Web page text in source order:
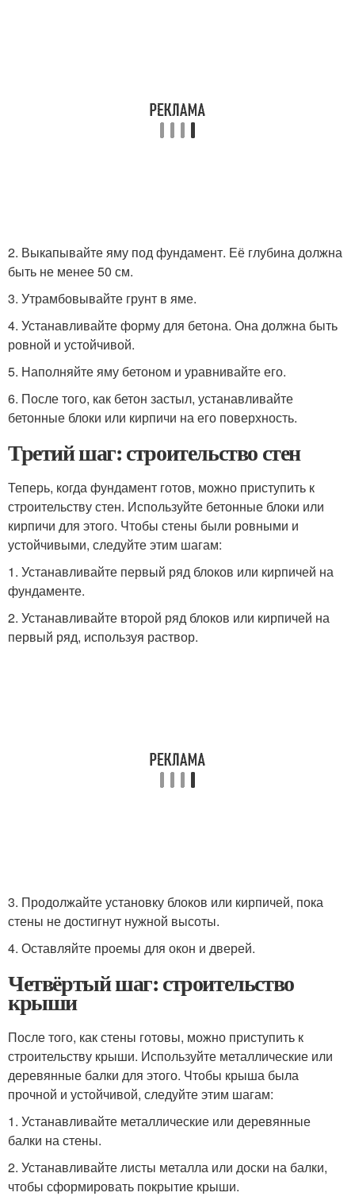
2. Выкапывайте яму под фундамент. Её глубина должна
быть не менее 50 см.
3. Утрамбовывайте грунт в яме.
4. Устанавливайте форму для бетона. Она должна быть
ровной и устойчивой.
5. Наполняйте яму бетоном и уравнивайте его.
6. После того, как бетон застыл, устанавливайте
бетонные блоки или кирпичи на его поверхность.
Третий шаг: строительство стен
Теперь, когда фундамент готов, можно приступить к
строительству стен. Используйте бетонные блоки или
кирпичи для этого. Чтобы стены были ровными и
устойчивыми, следуйте этим шагам:
1. Устанавливайте первый ряд блоков или кирпичей на
фундаменте.
2. Устанавливайте второй ряд блоков или кирпичей на
первый ряд, используя раствор.
3. Продолжайте установку блоков или кирпичей, пока
стены не достигнут нужной высоты.
4. Оставляйте проемы для окон и дверей.
Четвёртый шаг: строительство
крыши
После того, как стены готовы, можно приступить к
строительству крыши. Используйте металлические или
деревянные балки для этого. Чтобы крыша была
прочной и устойчивой, следуйте этим шагам:
1. Устанавливайте металлические или деревянные
балки на стены.
2. Устанавливайте листы металла или доски на балки,
чтобы сформировать покрытие крыши.